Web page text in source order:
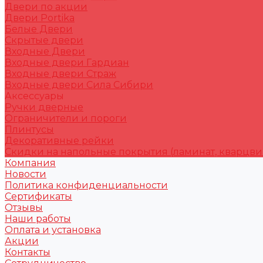
Двери по акции
Двери Portika
Белые Двери
Скрытые двери
Входные Двери
Входные двери Гардиан
Входные двери Страж
Входные двери Сила Сибири
Аксессуары
Ручки дверные
Ограничители и пороги
Плинтусы
Декоративные рейки
Скидки на напольные покрытия (ламинат,
Компания
Новости
Политика конфиденциальности
Сертификаты
Отзывы
Наши работы
Оплата и установка
Акции
Контакты